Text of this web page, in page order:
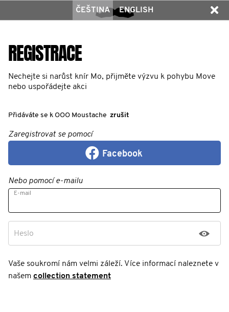
ČEŠTINA ENGLISH
REGISTRACE
Nechejte si narůst knír Mo, přijměte výzvu k pohybu Move
nebo uspořádejte akci
Přidáváte se k OOO Moustache zrušit
Zaregistrovat se pomocí
Facebook
Nebo pomocí e-mailu
E-mail
Heslo
Vaše soukromí nám velmi záleží. Více informací naleznete v
našem collection statement